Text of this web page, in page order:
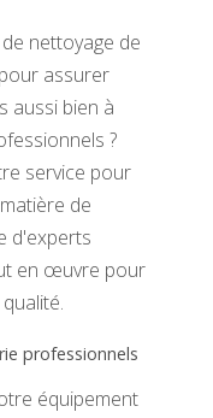
nettoyage de
assurer
aussi bien à
?
service pour
de
d'experts
en œuvre pour
professionnels
équipement